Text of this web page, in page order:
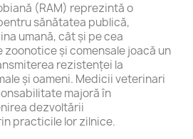
(RAM) reprezintă o
sănătatea publică,
umană, cât și pe cea
și comensale joacă un
rezistenței la
și oameni. Medicii veterinari
majoră în
dezvoltării
practicile lor zilnice.